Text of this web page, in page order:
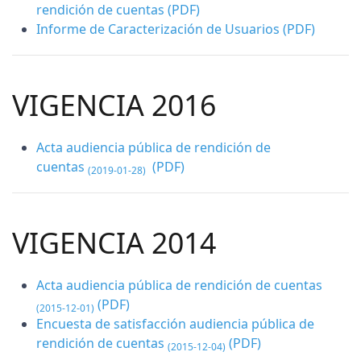
rendición de cuentas (PDF)
Informe de Caracterización de Usuarios (PDF)
VIGENCIA 2016
Acta audiencia pública de rendición de
cuentas (2019-01-28) (PDF)
VIGENCIA 2014
Acta audiencia pública de rendición de cuentas
(2015-12-01) (PDF)
Encuesta de satisfacción audiencia pública de
rendición de cuentas (2015-12-04) (PDF)